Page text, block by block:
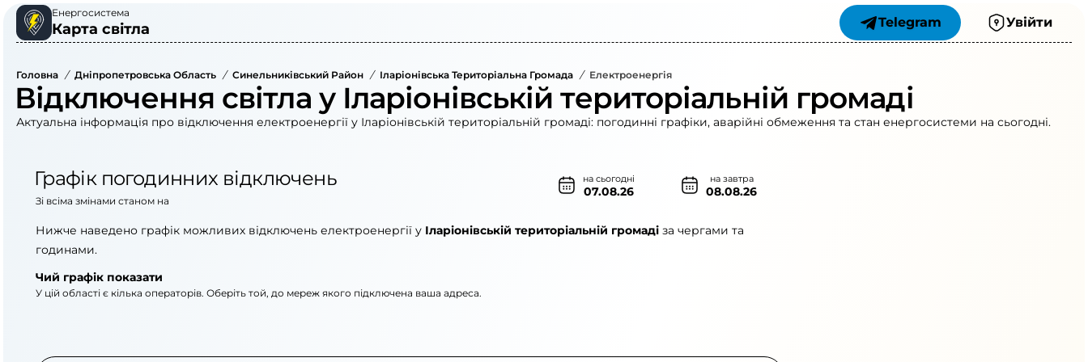
Енергосистема
Карта світла Telegram Увійти
Головна / Дніпропетровська Область / Синельниківський Район / Іларіонівська Територіальна Громада / Електроенергія
Відключення світла у Іларіонівській територіальній громаді
Актуальна інформація про відключення електроенергії у Іларіонівській територіальній громаді: погодинні графіки, аварійні обмеження та стан енергосистеми на сьогодні.
Графік погодинних відключень на сьогодні
07.08.26
на завтра
08.08.26
Зі всіма змінами станом на
Нижче наведено графік можливих відключень електроенергії у Іларіонівській територіальній громаді за чергами та
годинами.
Чий графік показати
У цій області є кілька операторів. Оберіть той, до мереж якого підключена ваша адреса.